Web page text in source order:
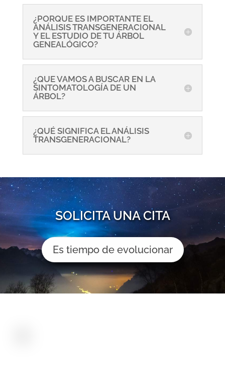
¿PORQUE ES IMPORTANTE EL
ANÁLISIS TRANSGENERACIONAL
Y EL ESTUDIO DE TU ÁRBOL
GENEALÓGICO?
¿QUE VAMOS A BUSCAR EN LA
SINTOMATOLOGÍA DE UN
ÁRBOL?
¿QUÉ SIGNIFICA EL ANÁLISIS
TRANSGENERACIONAL?
SOLICITA UNA CITA
Es tiempo de evolucionar